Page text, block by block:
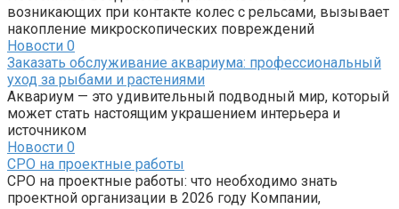
возникающих при контакте колес с рельсами, вызывает
накопление микроскопических повреждений
Новости 0
Заказать обслуживание аквариума: профессиональный
уход за рыбами и растениями
Аквариум — это удивительный подводный мир, который
может стать настоящим украшением интерьера и
источником
Новости 0
СРО на проектные работы
СРО на проектные работы: что необходимо знать
проектной организации в 2026 году Компании,